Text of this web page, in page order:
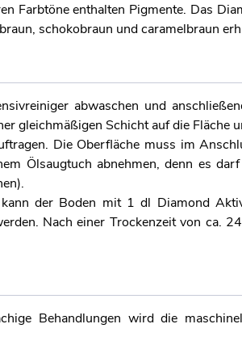
Farbtöne enthalten Pigmente. Das
schokobraun und caramelbraun
abwaschen und
gleichmäßigen Schicht auf die Fläche
Die Oberfläche muss im
Ölsaugtuch abnehmen, denn es
der Boden mit 1 dl Diamond
Nach einer Trockenzeit von ca.
Behandlungen wird die